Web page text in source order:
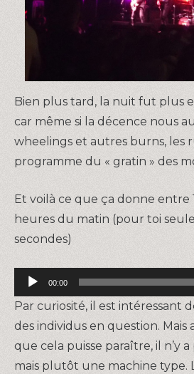
Bien plus tard, la nuit fut plus
car même si la décence nous
wheelings et autres burns, les
programme du « gratin » des
Et voilà ce que ça donne entre
heures du matin (pour toi
secondes)
Lecteur
audio
00:00
Par curiosité, il est intéressant
des individus en question. Mais
que cela puisse paraître, il n’y
mais plutôt une machine type.